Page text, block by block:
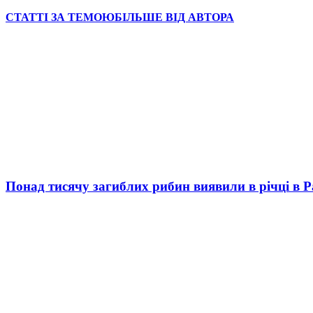
СТАТТІ ЗА ТЕМОЮБІЛЬШЕ ВІД АВТОРА
Понад тисячу загиблих рибин виявили в річці в